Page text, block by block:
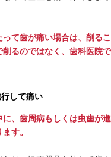
って歯が痛い場合は、削る
るのではなく、歯科医院
して痛い
、歯周病もしくは虫歯が
す。